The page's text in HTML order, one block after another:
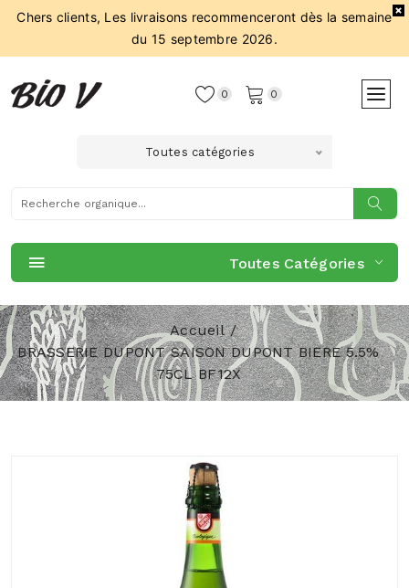
Chers clients, Les livraisons recommenceront dès la semaine
du 15 septembre 2026.
0 0
Toutes catégories
Toutes Catégories
Accueil
BRASSERIE DUPONT SAISON DUPONT BIERE 5.5%
75CL BF12X